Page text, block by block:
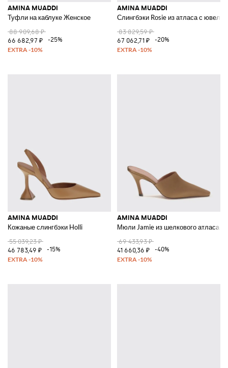
AMINA MUADDI
Туфли на каблуке Женское
88 909,68 ₽
66 682,97 ₽
-25%
AMINA MUADDI
Слингбэки Rosie из атласа с
83 829,59 ₽
67 062,71 ₽
-20%
AMINA MUADDI
Кожаные слингбэки Holli
55 039,23 ₽
46 783,49 ₽
-15%
AMINA MUADDI
Мюли Jamie из шелкового атласа
69 433,93 ₽
41 660,36 ₽
-40%